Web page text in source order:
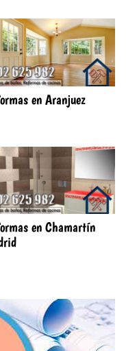
en Aranjuez
en Chamartín